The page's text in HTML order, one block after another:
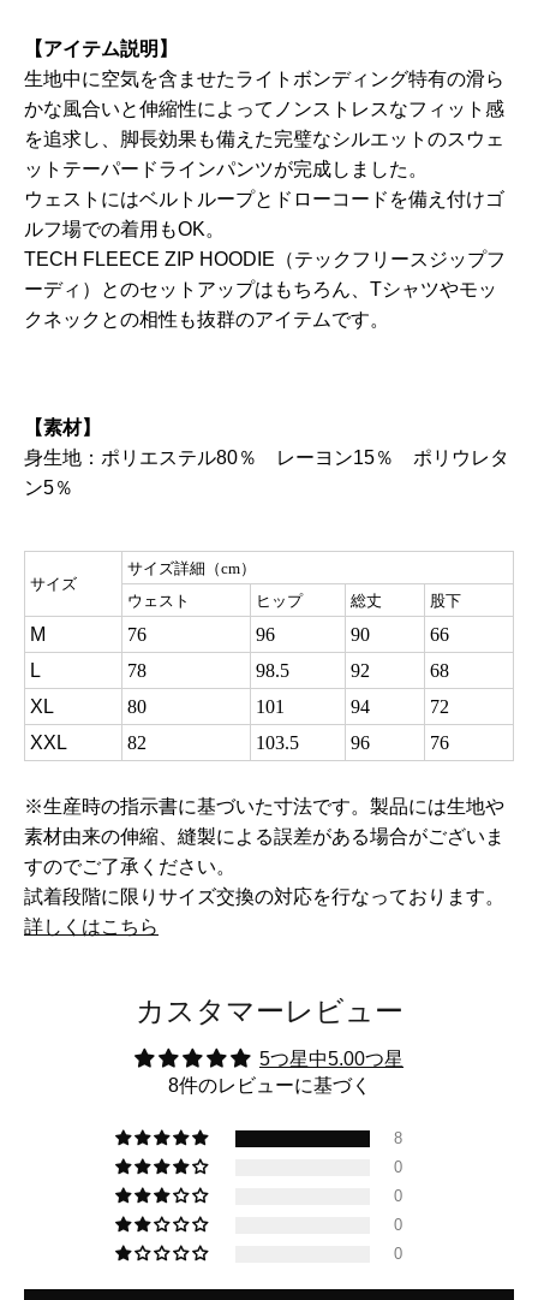
【アイテム説明】
生地中に空気を含ませたライトボンディング特有の滑ら
かな風合いと伸縮性によってノンストレスなフィット感
を追求し、脚長効果も備えた完璧なシルエットのスウェ
ットテーパードラインパンツが完成しました。
ウェストにはベルトループとドローコードを備え付けゴ
ルフ場での着用もOK。
TECH FLEECE ZIP HOODIE（テックフリースジップフ
ーディ）とのセットアップはもちろん、Tシャツやモッ
クネックとの相性も抜群のアイテムです。
【素材】
身生地：ポリエステル80％ レーヨン15％ ポリウレタ
ン5％
サイズ
サイズ詳細（cm）
ウェスト
ヒップ 総丈 股下
M 76 96 90
66
L
78 98.5 92
68
XL
80 101 94
72
XXL
82 103.5 96 76
※生産時の指示書に基づいた寸法です。製品には生地や
素材由来の伸縮、縫製による誤差がある場合がございま
すのでご了承ください。
試着段階に限りサイズ交換の対応を行なっております。
詳しくはこちら
カスタマーレビュー
5つ星中5.00つ星
8件のレビューに基づく
8
0
0
0
0